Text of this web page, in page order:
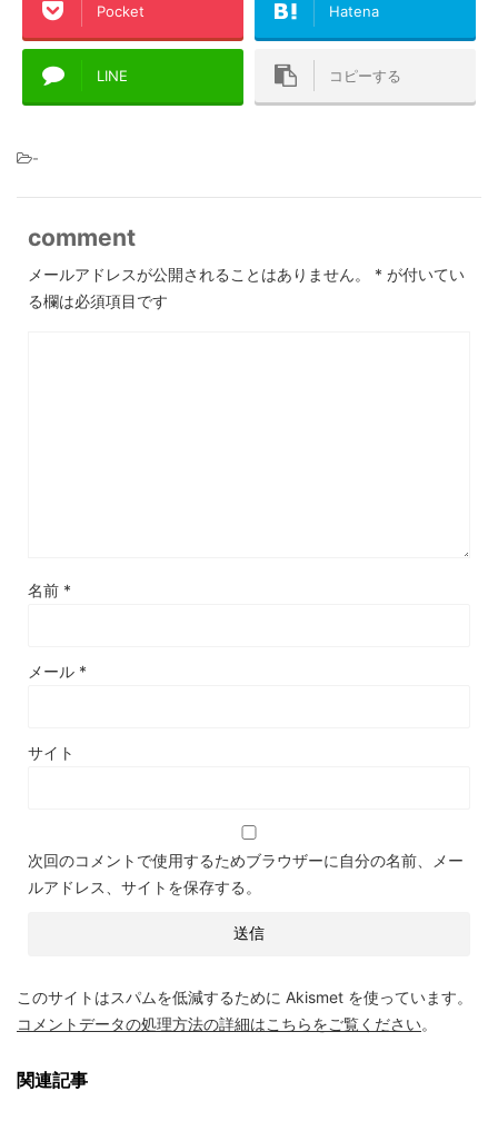
Pocket Hatena
LINE コピーする
-
comment
メールアドレスが公開されることはありません。 * が付いてい
る欄は必須項目です
名前 *
メール *
サイト
次回のコメントで使用するためブラウザーに自分の名前、メー
ルアドレス、サイトを保存する。
このサイトはスパムを低減するために Akismet を使っています。
コメントデータの処理方法の詳細はこちらをご覧ください。
関連記事